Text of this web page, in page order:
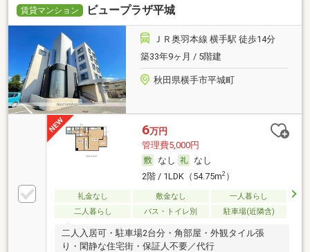
賃貸マンション ビュープラザ平城
ＪＲ奥羽本線 横手駅 徒歩14分
築33年9ヶ月 / 5階建
秋田県横手市平城町
6万円
管理費5,000円
なし
なし
2階 / 1LDK（54.75m2）
礼金なし 敷金なし
一人暮らし
二人暮らし
バス・トイレ別 駐車場(近隣含)
二人入居可・駐車場2台分・角部屋・外観タイル張
り・閑静な住宅街・保証人不要／代行